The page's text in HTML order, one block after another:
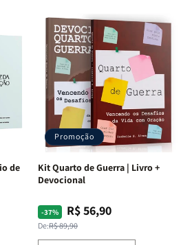
de
Promoção
Kit Quarto de Guerra | Livro +
Devocional
-37%
Preço
normal
De:R$ 89,90
Preço
promocional
R$ 56,90